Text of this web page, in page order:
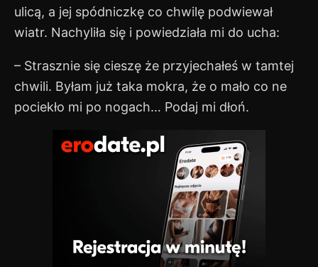
ulicą, a jej spódniczkę co chwilę podwiewał
wiatr. Nachyliła się i powiedziała mi do ucha:
– Strasznie się cieszę że przyjechałeś w tamtej
chwili. Byłam już taka mokra, że o mało co ne
pociekło mi po nogach… Podaj mi dłoń.